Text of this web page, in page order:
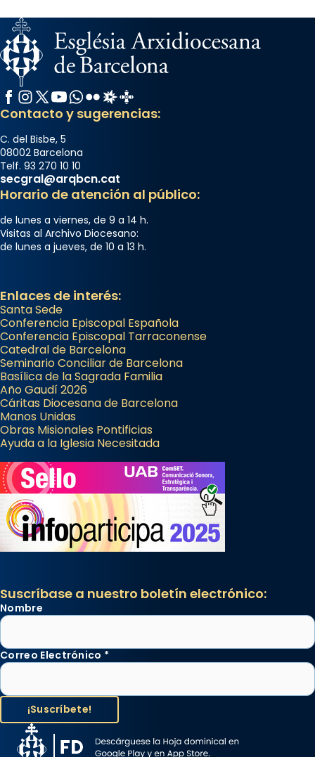
Facebook
Instagram
X / Twitter
YouTube
WhatsApp
FlickrRadio Estel
Catalunya Cristiana
Contacto y sugerencias:
C. del Bisbe, 5
08002 Barcelona
Telf. 93 270 10 10
secgral@arqbcn.cat
Horario de atención al público:
de lunes a viernes, de 9 a 14 h.
Visitas al Archivo Diocesano:
de lunes a jueves, de 10 a 13 h.
Enlaces de interés:
Santa Sede
Conferencia Episcopal Española
Conferencia Episcopal Tarraconense
Catedral de Barcelona
Seminario Conciliar de Barcelona
Basílica de la Sagrada Familia
Año Gaudí 2026
Cáritas Diocesana de Barcelona
Manos Unidas
Obras Misionales Pontificias
Ayuda a la Iglesia Necesitada
Suscríbase a nuestro boletín electrónico:
Nombre
Correo Electrónico *